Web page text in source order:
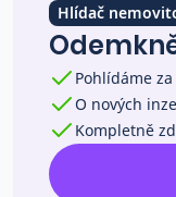
Hlídač
Pohlídáme
O nových
Kompletně